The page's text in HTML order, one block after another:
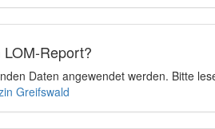
Report?
Daten angewendet werden. Bitte
Greifswald